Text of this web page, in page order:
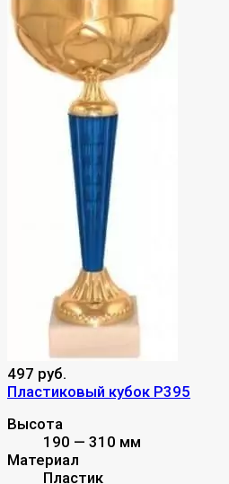
497 руб.
Пластиковый кубок P395
Высота
190 — 310 мм
Материал
Пластик